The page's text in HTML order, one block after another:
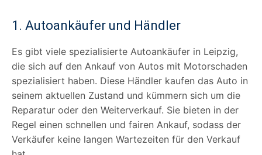
1. Autoankäufer und Händler
Es gibt viele spezialisierte Autoankäufer in Leipzig,
die sich auf den Ankauf von Autos mit Motorschaden
spezialisiert haben. Diese Händler kaufen das Auto in
seinem aktuellen Zustand und kümmern sich um die
Reparatur oder den Weiterverkauf. Sie bieten in der
Regel einen schnellen und fairen Ankauf, sodass der
Verkäufer keine langen Wartezeiten für den Verkauf